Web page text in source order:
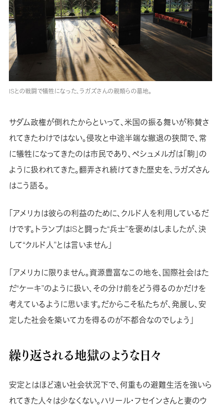
ISとの戦闘で犠牲になった、ラガズさんの親類らの墓地。
サダム政権が倒れたからといって、米国の振る舞いが称賛さ
れてきたわけではない。侵攻と中途半端な撤退の狭間で、常
に犠牲になってきたのは市民であり、ペシュメルガは「駒」の
ように扱われてきた。翻弄され続けてきた歴史を、ラガズさん
はこう語る。
「アメリカは彼らの利益のために、クルド人を利用しているだ
けです。トランプはISと闘った“兵士”を褒めはしましたが、決
して“クルド人”とは言いません」
「アメリカに限りません。資源豊富なこの地を、国際社会はた
だ“ケーキ”のように扱い、その分け前をどう得るのかだけを
考えているように思います。だからこそ私たちが、発展し、安
定した社会を築いて力を得るのが不都合なのでしょう」
繰り返される地獄のような日々
安定とはほど遠い社会状況下で、何重もの避難生活を強いら
れてきた人々は少なくない。ハリール・フセインさんと妻のウ